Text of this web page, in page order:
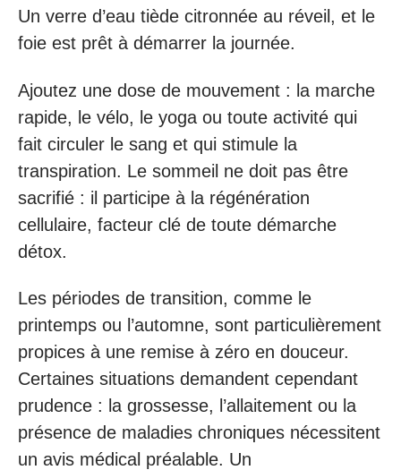
Un verre d’eau tiède citronnée au réveil, et le
foie est prêt à démarrer la journée.
Ajoutez une dose de mouvement : la marche
rapide, le vélo, le yoga ou toute activité qui
fait circuler le sang et qui stimule la
transpiration. Le sommeil ne doit pas être
sacrifié : il participe à la régénération
cellulaire, facteur clé de toute démarche
détox.
Les périodes de transition, comme le
printemps ou l’automne, sont particulièrement
propices à une remise à zéro en douceur.
Certaines situations demandent cependant
prudence : la grossesse, l’allaitement ou la
présence de maladies chroniques nécessitent
un avis médical préalable. Un